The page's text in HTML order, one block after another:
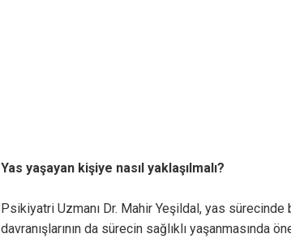
Yas yaşayan kişiye nasıl yaklaşılmalı?
Psikiyatri Uzmanı Dr. Mahir Yeşildal, yas
davranışlarının da sürecin sağlıklı yaşanmasında